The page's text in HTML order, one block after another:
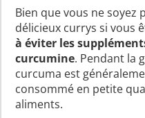
Bien que vous ne soyez
délicieux currys si vous
à éviter les
curcumine. Pendant la
curcuma est
consommé en petite
aliments.